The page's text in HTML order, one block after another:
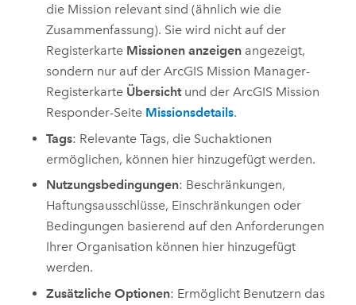
die Mission relevant sind (ähnlich wie die
Zusammenfassung). Sie wird nicht auf der
Registerkarte Missionen anzeigen angezeigt,
sondern nur auf derArcGIS Mission Manager-
Registerkarte Übersichtund derArcGIS Mission
Responder-Seite Missionsdetails.
Tags: Relevante Tags, die Suchaktionen
ermöglichen, können hier hinzugefügt werden.
Nutzungsbedingungen: Beschränkungen,
Haftungsausschlüsse, Einschränkungen oder
Bedingungen basierend auf den Anforderungen
Ihrer Organisation können hier hinzugefügt
werden.
Zusätzliche Optionen: Ermöglicht Benutzern das